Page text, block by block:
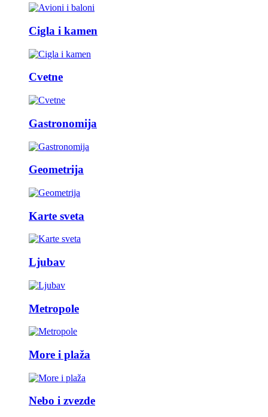
Cigla i kamen
Cvetne
Gastronomija
Geometrija
Karte sveta
Ljubav
Metropole
More i plaža
Nebo i zvezde